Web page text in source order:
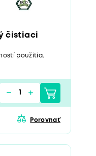
čistiaci
použitia.
Porovnať